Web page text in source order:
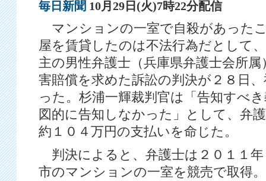
毎日新聞 10月29日(火)7時22分配信
マンションの一室で自殺があった
屋を賃貸したのは不法行為だとして
主の男性弁護士（兵庫県弁護士会所
害賠償を求めた訴訟の判決が２８日
った。杉浦一輝裁判官は「告知すべ
図的に告知しなかった」として、弁
約１０４万円の支払いを命じた。
判決によると、弁護士は２０１１
市のマンションの一室を競売で取得